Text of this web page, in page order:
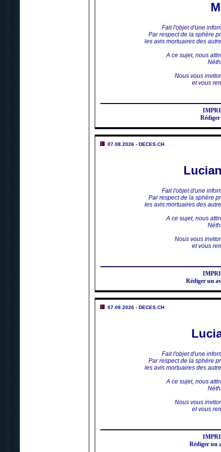
Fait l'objet d'une
Par respect de la sphère
les avis mortuaires des
A ce sujet, nous
Nous vous
et vous
07.08.2026 - DECES.CH
Fait l'objet d'une
Par respect de la sphère
les avis mortuaires des
A ce sujet, nous
Nous vous
et vous
Rédiger un
07.08.2026 - DECES.CH
Fait l'objet d'une
Par respect de la sphère
les avis mortuaires des
A ce sujet, nous
Nous vous
et vous
Rédiger un